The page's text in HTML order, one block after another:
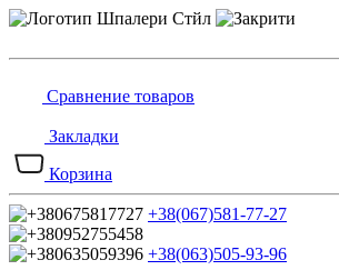
Сравнение товаров
Закладки
Корзина
+38(067)581-77-27
+38(063)505-93-96